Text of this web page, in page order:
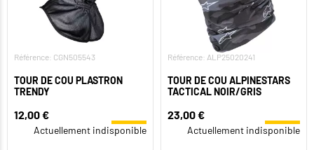
Référence: CGN505543
TOUR DE COU PLASTRON
TRENDY
12,00 €
Actuellement indisponible
Référence: ALP25020241
TOUR DE COU ALPINESTARS
TACTICAL NOIR/GRIS
23,00 €
Actuellement indisponible